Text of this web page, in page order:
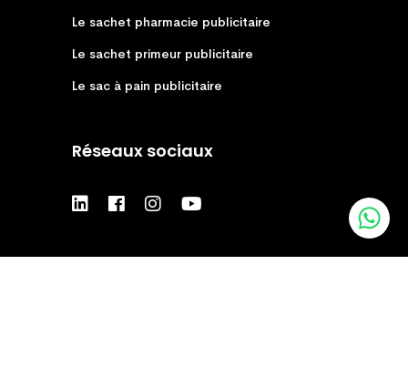
Le sachet pharmacie publicitaire
Le sachet primeur publicitaire
Le sac à pain publicitaire
Réseaux sociaux